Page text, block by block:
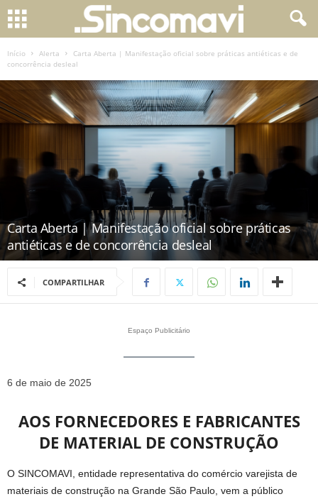
Início Alerta
Carta Aberta | Manifestação oficial sobre práticas antiéticas e de
concorrência desleal
Carta Aberta | Manifestação oficial sobre práticas
antiéticas e de concorrência desleal
COMPARTILHAR
Espaço Publicitário
6 de maio de 2025
AOS FORNECEDORES E FABRICANTES
DE MATERIAL DE CONSTRUÇÃO
O SINCOMAVI, entidade representativa do comércio varejista de
materiais de construção na Grande São Paulo, vem a público